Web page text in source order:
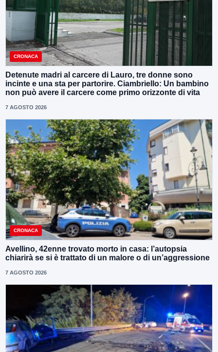
CRONACA
Detenute madri al carcere di Lauro, tre donne sono
incinte e una sta per partorire. Ciambriello: Un bambino
non può avere il carcere come primo orizzonte di vita
7 AGOSTO 2026
CRONACA
Avellino, 42enne trovato morto in casa: l’autopsia
chiarirà se si è trattato di un malore o di un’aggressione
7 AGOSTO 2026